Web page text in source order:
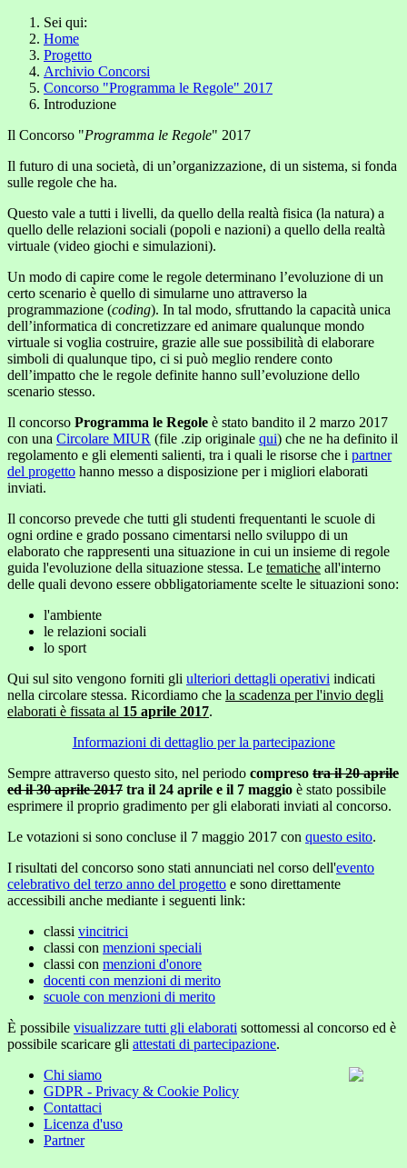
Sei qui:
Home
Progetto
Archivio Concorsi
Concorso "Programma le Regole" 2017
Introduzione
Il Concorso "Programma le Regole" 2017
Il futuro di una società, di un’organizzazione, di un sistema, si fonda
sulle regole che ha.
Questo vale a tutti i livelli, da quello della realtà fisica (la natura) a
quello delle relazioni sociali (popoli e nazioni) a quello della realtà
virtuale (video giochi e simulazioni).
Un modo di capire come le regole determinano l’evoluzione di un
certo scenario è quello di simularne uno attraverso la
programmazione (coding). In tal modo, sfruttando la capacità unica
dell’informatica di concretizzare ed animare qualunque mondo
virtuale si voglia costruire, grazie alle sue possibilità di elaborare
simboli di qualunque tipo, ci si può meglio rendere conto
dell’impatto che le regole definite hanno sull’evoluzione dello
scenario stesso.
Il concorso Programma le Regole è stato bandito il 2 marzo 2017
con una Circolare MIUR (file .zip originale qui) che ne ha definito il
regolamento e gli elementi salienti, tra i quali le risorse che i partner
del progetto hanno messo a disposizione per i migliori elaborati
inviati.
Il concorso prevede che tutti gli studenti frequentanti le scuole di
ogni ordine e grado possano cimentarsi nello sviluppo di un
elaborato che rappresenti una situazione in cui un insieme di regole
guida l'evoluzione della situazione stessa. Le tematiche all'interno
delle quali devono essere obbligatoriamente scelte le situazioni sono:
l'ambiente
le relazioni sociali
lo sport
Qui sul sito vengono forniti gli ulteriori dettagli operativi indicati
nella circolare stessa. Ricordiamo che la scadenza per l'invio degli
elaborati è fissata al 15 aprile 2017.
Informazioni di dettaglio per la partecipazione
Sempre attraverso questo sito, nel periodo compreso tra il 20 aprile
ed il 30 aprile 2017 tra il 24 aprile e il 7 maggio è stato possibile
esprimere il proprio gradimento per gli elaborati inviati al concorso.
Le votazioni si sono concluse il 7 maggio 2017 con questo esito.
I risultati del concorso sono stati annunciati nel corso dell'evento
celebrativo del terzo anno del progetto e sono direttamente
accessibili anche mediante i seguenti link:
classi vincitrici
classi con menzioni speciali
classi con menzioni d'onore
docenti con menzioni di merito
scuole con menzioni di merito
È possibile visualizzare tutti gli elaborati sottomessi al concorso ed è
possibile scaricare gli attestati di partecipazione.
Chi siamo
GDPR - Privacy & Cookie Policy
Contattaci
Licenza d'uso
Partner